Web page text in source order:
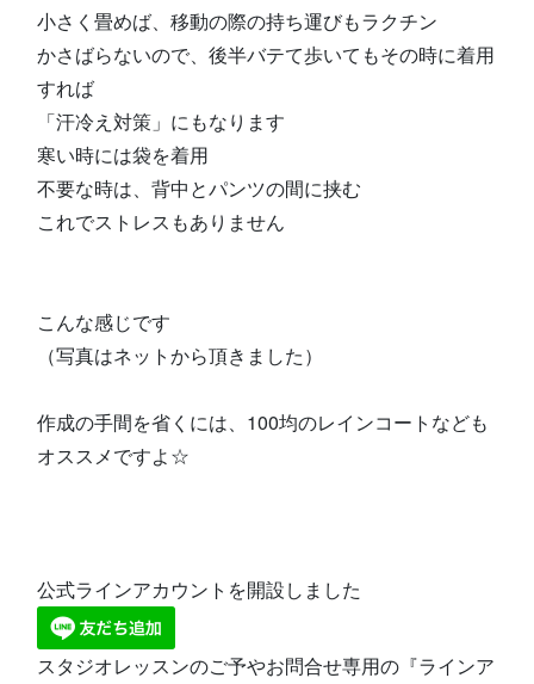
小さく畳めば、移動の際の持ち運びもラクチン
かさばらないので、後半バテて歩いてもその時に着用
すれば
「汗冷え対策」にもなります
寒い時には袋を着用
不要な時は、背中とパンツの間に挟む
これでストレスもありません
こんな感じです
（写真はネットから頂きました）
作成の手間を省くには、100均のレインコートなども
オススメですよ☆
公式ラインアカウントを開設しました
スタジオレッスンのご予やお問合せ専用の『ラインア